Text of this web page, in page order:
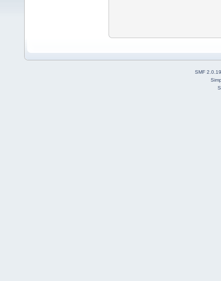
SMF 2.0.19